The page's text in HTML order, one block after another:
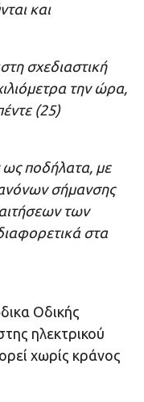
και
σχεδιαστική
την ώρα,
(25)
ποδήλατα, με
σήμανσης
των
στα
Οδικής
ηλεκτρικού
χωρίς κράνος